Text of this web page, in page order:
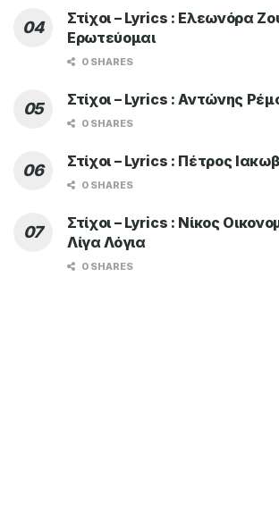
Στίχοι – Lyrics : Ελεωνόρα
Ερωτεύομαι
0 SHARES
Στίχοι – Lyrics : Αντώνης
0 SHARES
Στίχοι – Lyrics : Πέτρος
0 SHARES
Στίχοι – Lyrics : Νίκος
Λίγα Λόγια
0 SHARES